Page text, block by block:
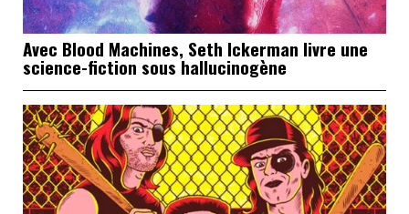
Avec Blood Machines, Seth Ickerman livre une
science-fiction sous hallucinogène